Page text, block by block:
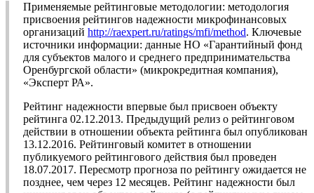
Применяемые рейтинговые методологии: методология
присвоения рейтингов надежности микрофинансовых
организаций http://raexpert.ru/ratings/mfi/method. Ключевые
источники информации: данные НО «Гарантийный фонд
для субъектов малого и среднего предпринимательства
Оренбургской области» (микрокредитная компания),
«Эксперт РА».
Рейтинг надежности впервые был присвоен объекту
рейтинга 02.12.2013. Предыдущий релиз о рейтинговом
действии в отношении объекта рейтинга был опубликован
13.12.2016. Рейтинговый комитет в отношении
публикуемого рейтингового действия был проведен
18.07.2017. Пересмотр прогноза по рейтингу ожидается не
позднее, чем через 12 месяцев. Рейтинг надежности был